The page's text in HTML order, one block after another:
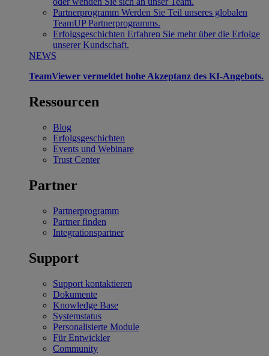
Partnerprogramm Werden Sie Teil unseres globalen
TeamUP Partnerprogramms.
Erfolgsgeschichten Erfahren Sie mehr über die Erfolge
unserer Kundschaft.
NEWS
TeamViewer vermeldet hohe Akzeptanz des KI-Angebots.
Ressourcen
Blog
Erfolgsgeschichten
Events und Webinare
Trust Center
Partner
Partnerprogramm
Partner finden
Integrationspartner
Support
Support kontaktieren
Dokumente
Knowledge Base
Systemstatus
Personalisierte Module
Für Entwickler
Community